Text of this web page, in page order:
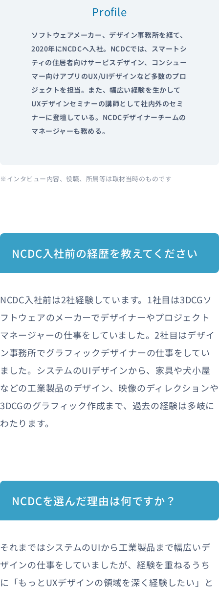
Profile
ソフトウェアメーカー、デザイン事務所を経て、
2020年にNCDCへ入社。NCDCでは、スマートシ
ティの住居者向けサービスデザイン、コンシュー
マー向けアプリのUX/UIデザインなど多数のプロ
ジェクトを担当。また、幅広い経験を生かして
UXデザインセミナーの講師として社内外のセミ
ナーに登壇している。NCDCデザイナーチームの
マネージャーも務める。
※インタビュー内容、役職、所属等は取材当時のものです
NCDC入社前の経歴を教えてください
NCDC入社前は2社経験しています。1社目は3DCGソ
フトウェアのメーカーでデザイナーやプロジェクト
マネージャーの仕事をしていました。2社目はデザイ
ン事務所でグラフィックデザイナーの仕事をしてい
ました。システムのUIデザインから、家具や犬小屋
などの工業製品のデザイン、映像のディレクションや
3DCGのグラフィック作成まで、過去の経験は多岐に
わたります。
NCDCを選んだ理由は何ですか？
それまではシステムのUIから工業製品まで幅広いデ
ザインの仕事をしていましたが、経験を重ねるうち
に「もっとUXデザインの領域を深く経験したい」と